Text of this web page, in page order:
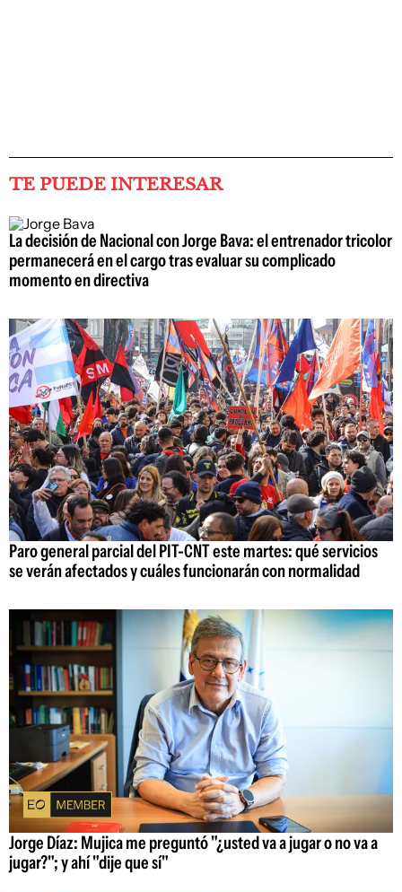
TE PUEDE INTERESAR
La decisión de Nacional con Jorge Bava: el entrenador tricolor
permanecerá en el cargo tras evaluar su complicado
momento en directiva
Paro general parcial del PIT-CNT este martes: qué servicios
se verán afectados y cuáles funcionarán con normalidad
Jorge Díaz: Mujica me preguntó "¿usted va a jugar o no va a
jugar?"; y ahí "dije que sí"